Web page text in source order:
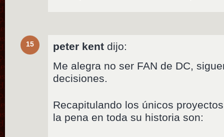
15 peter kent dijo:
Me alegra no ser FAN de DC,
decisiones.
Recapitulando los únicos
la pena en toda su historia son: